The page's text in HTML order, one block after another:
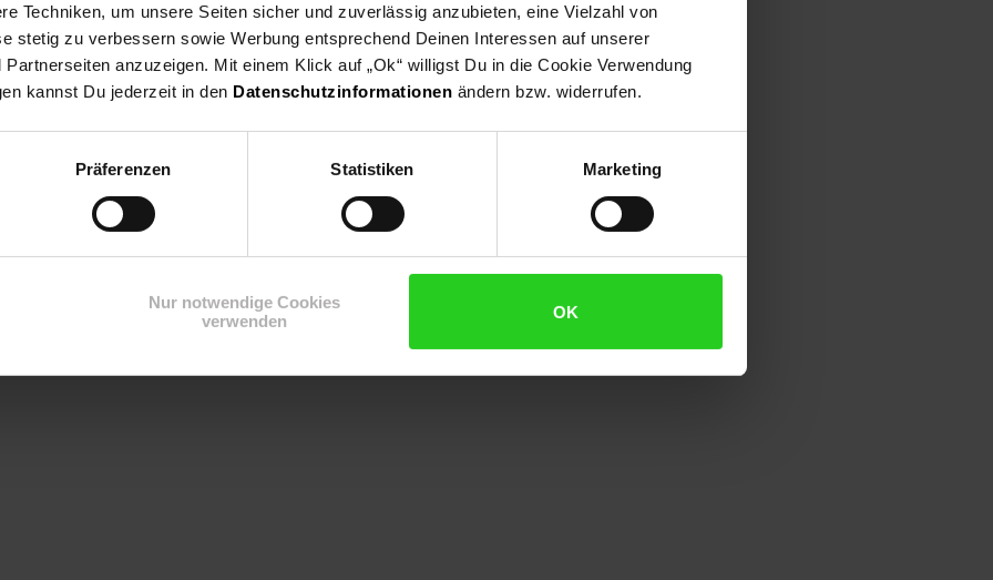
Techniken, um unsere Seiten sicher und zuverlässig anzubieten, eine Vielzahl von
stetig zu verbessern sowie Werbung entsprechend Deinen Interessen auf unserer
anzuzeigen. Mit einem Klick auf „Ok“ willigst Du in die Cookie Verwendung
kannst Du jederzeit in den Datenschutzinformationen ändern bzw. widerrufen.
Präferenzen Statistiken Marketing
Nur notwendige Cookies
verwenden
OK
das Wetter immer im Griff – zuverlässig, stilvoll und präzise.